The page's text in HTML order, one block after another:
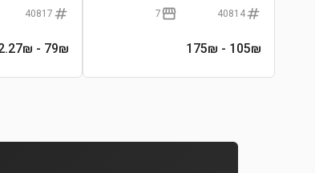
40814
7
105₪
- 175₪
40817
79₪
- 192.27₪